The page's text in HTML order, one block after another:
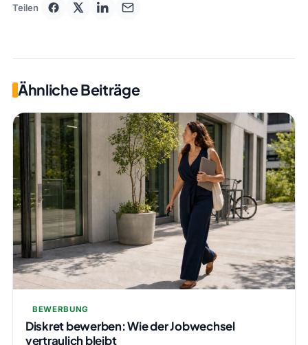
Teilen
Ähnliche Beiträge
BEWERBUNG
Diskret bewerben: Wie der Jobwechsel
vertraulich bleibt